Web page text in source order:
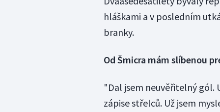
hláškami a v posledním
branky.
Od Šmicra mám slíbenou
"Dal jsem neuvěřitelný gól.
zápise střelců. Už jsem